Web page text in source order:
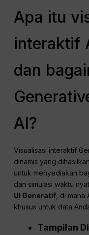
Apa itu
interaktif
dan
AI?
Visualisasi interaktif
dinamis yang
untuk menyediakan
dan simulasi waktu
UI Generatif , di
khusus untuk data
Tampilan